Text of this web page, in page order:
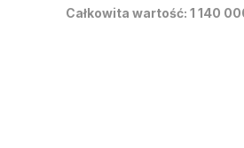
Całkowita wartość: 1 140